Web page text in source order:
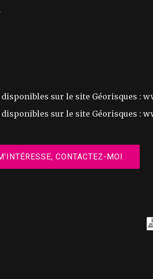
sur le site Géorisques :
sur le site Géorisques :
CONTACTEZ-MOI